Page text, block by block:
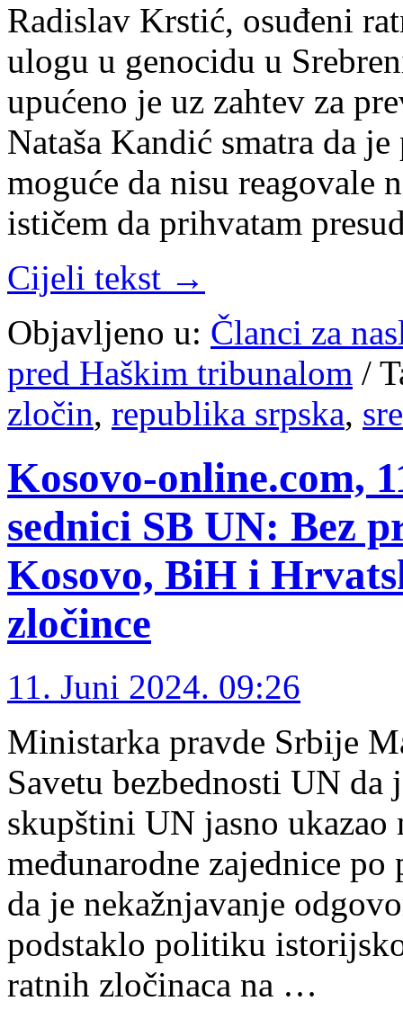
Radislav Krstić, osuđeni
ulogu u genocidu u
upućeno je uz zahtev za
Nataša Kandić smatra da
moguće da nisu
ističem da prihvatam
Cijeli tekst →
Objavljeno u: Članci za
pred Haškim tribunalom /
zločin, republika srpska,
Kosovo-online.com,
sednici SB UN: Bez
Kosovo, BiH i
zločince
11. Juni 2024. 09:26
Ministarka pravde Srbije
Savetu bezbednosti UN da
skupštini UN jasno
međunarodne zajednice
da je nekažnjavanje
podstaklo politiku
ratnih zločinaca na …